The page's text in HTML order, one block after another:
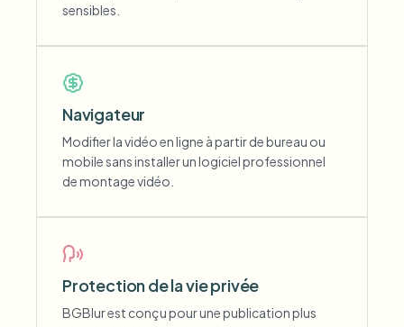
sensibles.
Navigateur
Modifier la vidéo en ligne à partir de bureau ou
mobile sans installer un logiciel professionnel
de montage vidéo.
Protection de la vie privée
BGBlur est conçu pour une publication plus